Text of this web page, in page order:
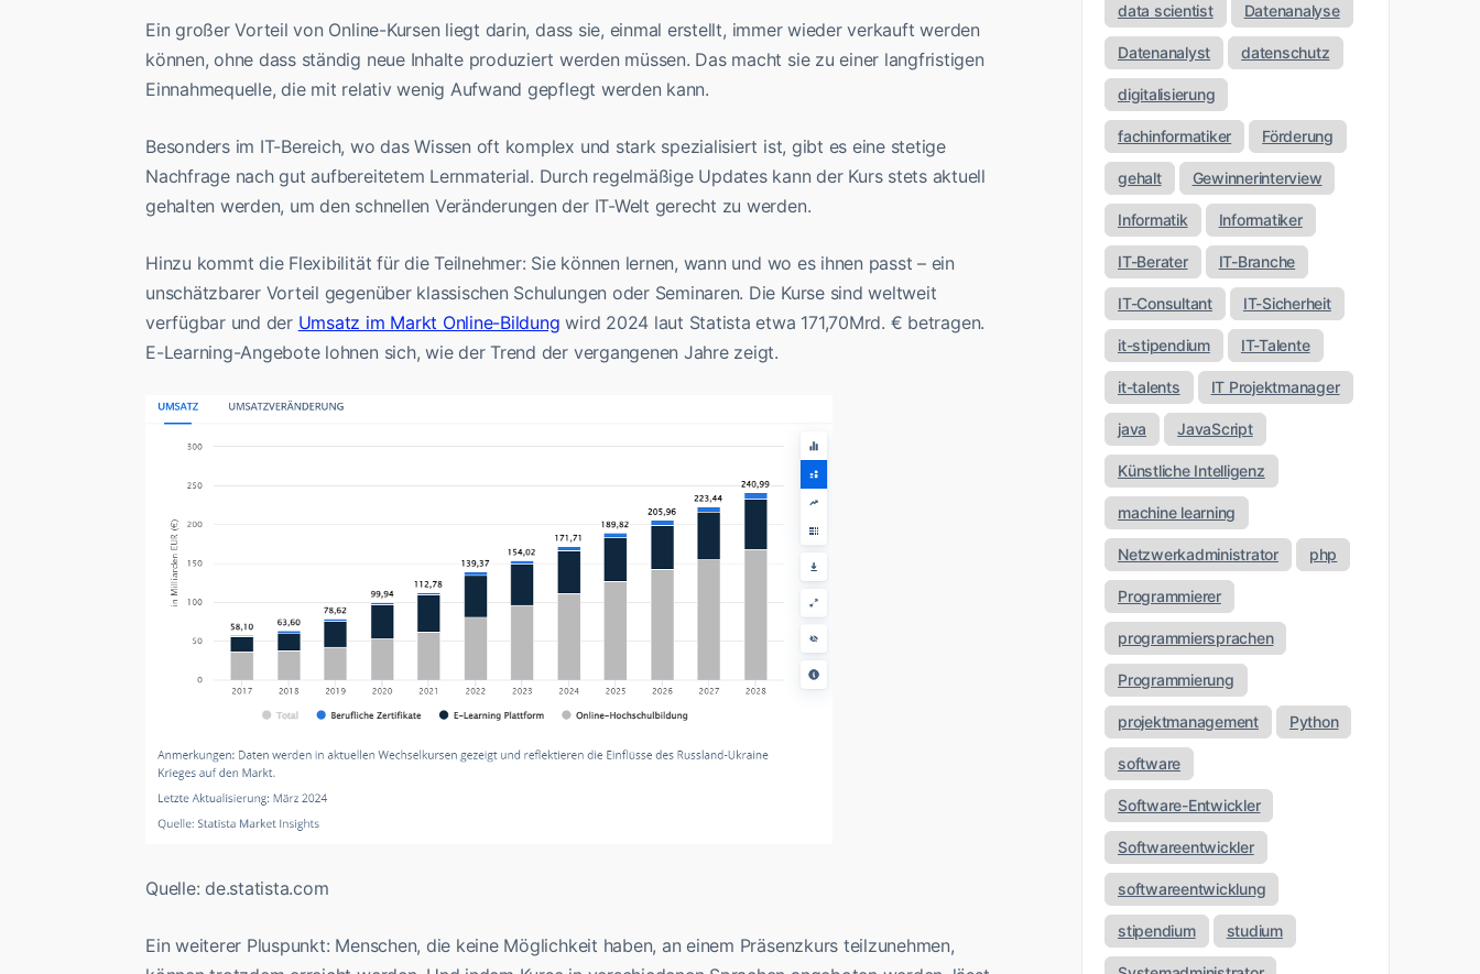
Ein großer Vorteil von Online-Kursen liegt darin, dass sie, einmal erstellt, immer wieder verkauft werden
können, ohne dass ständig neue Inhalte produziert werden müssen. Das macht sie zu einer langfristigen
Einnahmequelle, die mit relativ wenig Aufwand gepflegt werden kann.
Besonders im IT-Bereich, wo das Wissen oft komplex und stark spezialisiert ist, gibt es eine stetige
Nachfrage nach gut aufbereitetem Lernmaterial. Durch regelmäßige Updates kann der Kurs stets aktuell
gehalten werden, um den schnellen Veränderungen der IT-Welt gerecht zu werden.
Hinzu kommt die Flexibilität für die Teilnehmer: Sie können lernen, wann und wo es ihnen passt – ein
unschätzbarer Vorteil gegenüber klassischen Schulungen oder Seminaren. Die Kurse sind weltweit
verfügbar und der Umsatz im Markt Online-Bildung wird 2024 laut Statista etwa 171,70Mrd. € betragen.
E-Learning-Angebote lohnen sich, wie der Trend der vergangenen Jahre zeigt.
Quelle: de.statista.com
Ein weiterer Pluspunkt: Menschen, die keine Möglichkeit haben, an einem Präsenzkurs teilzunehmen,
data scientist Datenanalyse
Datenanalyst datenschutz
digitalisierung
fachinformatiker Förderung
gehalt Gewinnerinterview
Informatik Informatiker
IT-Berater IT-Branche
IT-Consultant IT-Sicherheit
it-stipendium IT-Talente
it-talents IT Projektmanager
java JavaScript
Künstliche Intelligenz
machine learning
Netzwerkadministrator php
Programmierer
programmiersprachen
Programmierung
projektmanagement Python
software
Software-Entwickler
Softwareentwickler
softwareentwicklung
stipendium studium